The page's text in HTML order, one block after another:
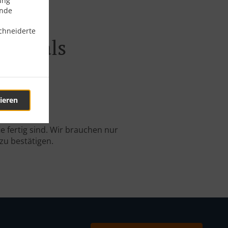
Hals
fertig sind. Wir brauchen nur
bestätigen.